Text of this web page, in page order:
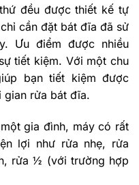
đều được thiết kế tự
cần đặt bát đĩa đã sử
Ưu điểm được nhiều
tiết kiệm. Với một chu
bạn tiết kiệm được
gian rửa bát đĩa.
gia đình, máy có rất
lợi như rửa nhẹ, rửa
rửa ½ (với trường hợp